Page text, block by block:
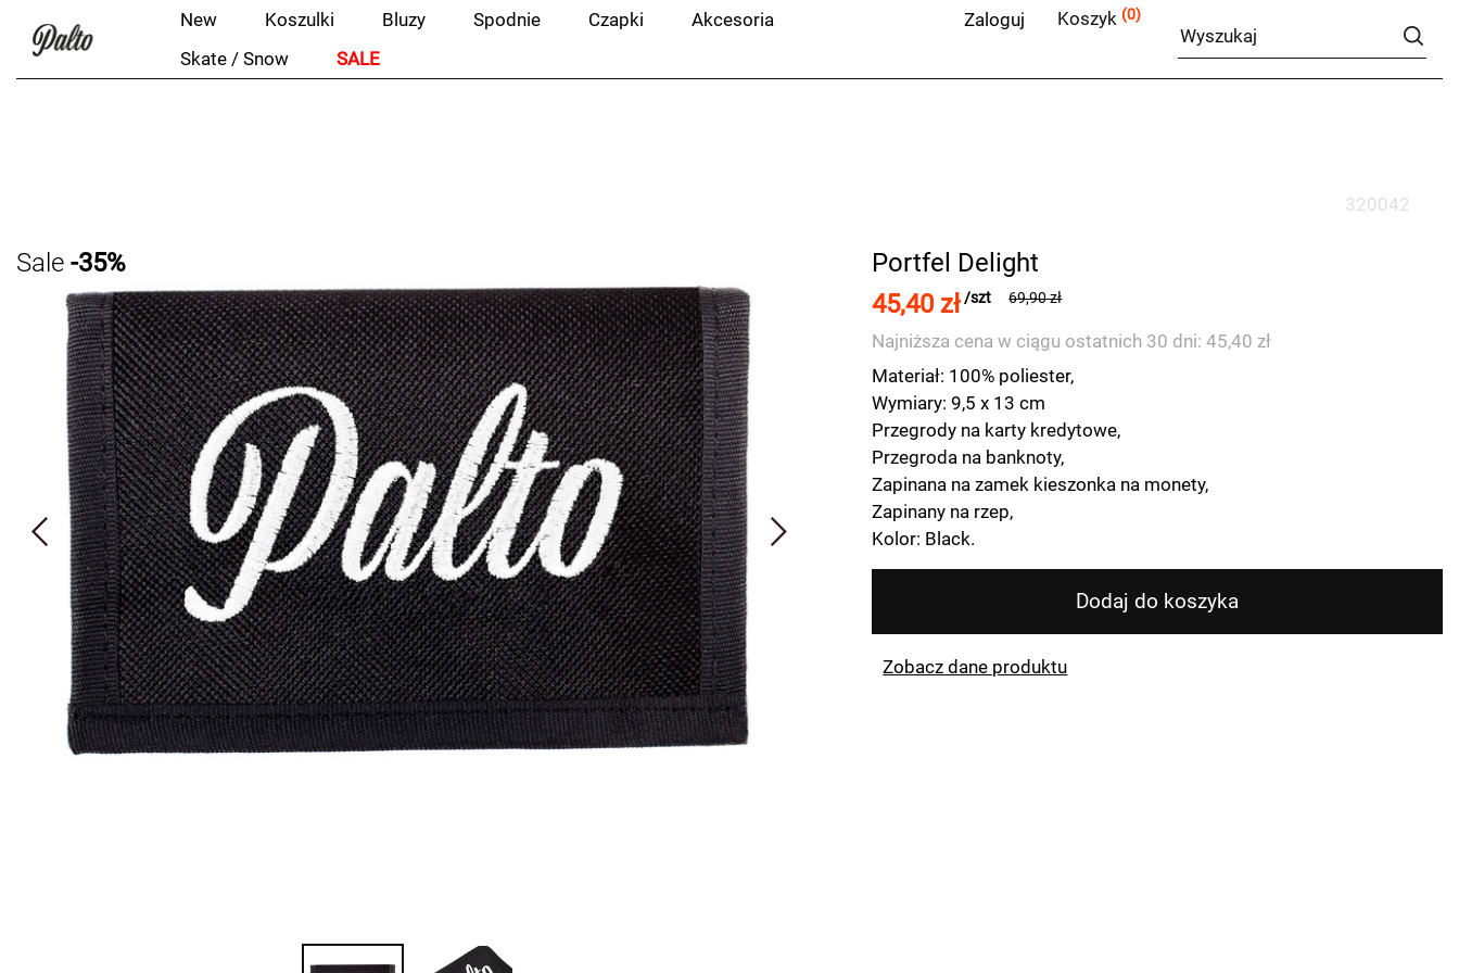
Koszyk (0)
Zaloguj
New Koszulki Bluzy Spodnie Czapki
Akcesoria
Skate / Snow
SALE
Sale -35% Portfel Delight
320042
45,40 zł /szt 69,90 zł
Najniższa cena w ciągu ostatnich 30 dni: 45,40 zł
Materiał: 100% poliester,
Wymiary: 9,5 x 13 cm
Przegrody na karty kredytowe,
Przegroda na banknoty,
Zapinana na zamek kieszonka na monety,
Zapinany na rzep,
Kolor: Black.
Dodaj do koszyka
Zobacz dane produktu